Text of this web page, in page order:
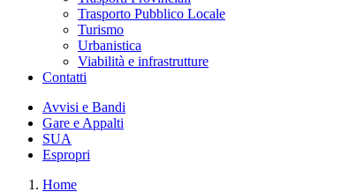
Trasporto Pubblico Locale
Turismo
Urbanistica
Viabilità e infrastrutture
Contatti
Avvisi e Bandi
Gare e Appalti
SUA
Espropri
Home